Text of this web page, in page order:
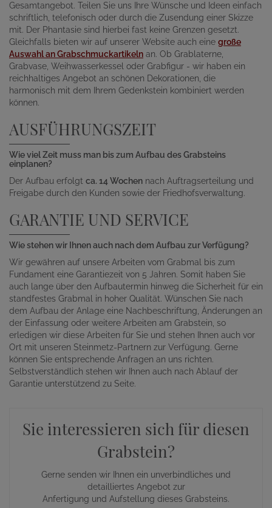
Gesamtangebot. Teilen Sie uns Ihre Wünsche und Ideen einfach
schriftlich, telefonisch oder durch die Zusendung einer Skizze
mit. Der Phantasie sind hierbei fast keine Grenzen gesetzt.
Gleichfalls bieten wir auf unserer Website auch eine große
Auswahl an Grabschmuckartikeln an. Ob Grablaterne,
Grabvase, Weihwasserkessel oder Grabfigur - wir haben ein
reichhaltiges Angebot an schönen Dekorationen, die
harmonisch mit dem Ihrem Gedenkstein kombiniert werden
können.
AUSFÜHRUNGSZEIT
Wie viel Zeit muss man bis zum Aufbau des Grabsteins
einplanen?
Der Aufbau erfolgt ca. 14 Wochen nach Auftragserteilung und
Freigabe durch den Kunden sowie der Friedhofsverwaltung.
GARANTIE UND SERVICE
Wie stehen wir Ihnen auch nach dem Aufbau zur Verfügung?
Wir gewähren auf unsere Arbeiten vom Grabmal bis zum
Fundament eine Garantiezeit von 5 Jahren. Somit haben Sie
auch lange über den Aufbautermin hinweg die Sicherheit für ein
standfestes Grabmal in hoher Qualität. Wünschen Sie nach
dem Aufbau der Anlage eine Nachbeschriftung, Änderungen an
der Einfassung oder weitere Arbeiten am Grabstein, so
erledigen wir diese Arbeiten für Sie und stehen Ihnen auch vor
Ort mit unseren Steinmetz-Partnern zur Verfügung. Gerne
können Sie entsprechende Anfragen an uns richten.
Selbstverständlich stehen wir Ihnen auch nach Ablauf der
Garantie unterstützend zu Seite.
Sie interessieren sich für diesen
Grabstein?
Gerne senden wir Ihnen ein unverbindliches und
detailliertes Angebot zur
Anfertigung und Aufstellung dieses Grabsteins.